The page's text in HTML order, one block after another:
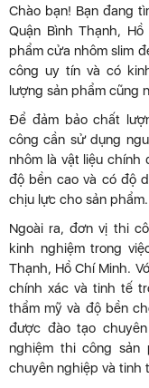
Chào bạn! Bạn đang
Quận Bình Thạnh,
phẩm cửa nhôm slim
công uy tín và có
lượng sản phẩm cũng
Để đảm bảo chất
công cần sử dụng
nhôm là vật liệu chính
độ bền cao và có độ
chịu lực cho sản phẩm.
Ngoài ra, đơn vị thi
kinh nghiệm trong
Thạnh, Hồ Chí Minh.
chính xác và tinh tế
thẩm mỹ và độ bền
được đào tạo
nghiệm thi công sản
chuyên nghiệp và tinh